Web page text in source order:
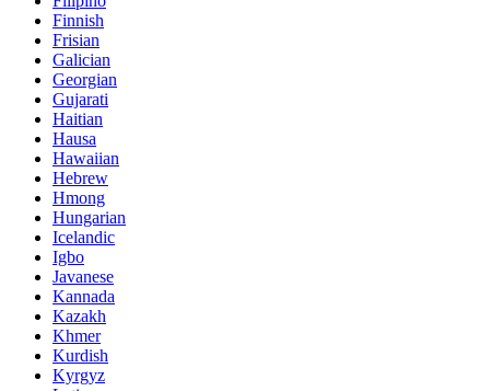
Finnish
Frisian
Galician
Georgian
Gujarati
Haitian
Hausa
Hawaiian
Hebrew
Hmong
Hungarian
Icelandic
Igbo
Javanese
Kannada
Kazakh
Khmer
Kurdish
Kyrgyz